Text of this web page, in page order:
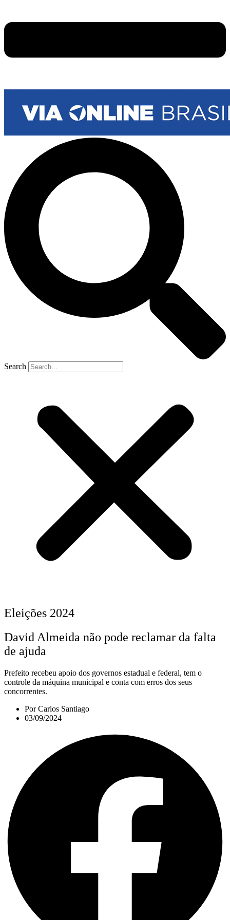
Search
Eleições 2024
David Almeida não pode reclamar da falta
de ajuda
Prefeito recebeu apoio dos governos estadual e federal, tem o
controle da máquina municipal e conta com erros dos seus
concorrentes.
PorCarlos Santiago
03/09/2024